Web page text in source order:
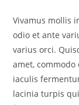
Vivamus mollis
odio et ante
varius orci.
amet,
iaculis
lacinia turpis